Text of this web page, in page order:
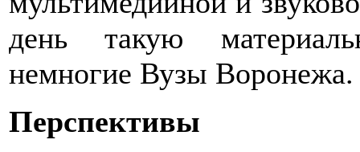
день такую
немногие Вузы Воронежа.
Перспективы